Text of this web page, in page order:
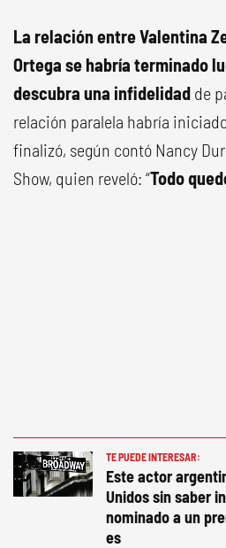
La relación entre Valentina
Ortega se habría terminado
descubra una infidelidad de
relación paralela habría
finalizó, según contó Nancy
Show, quien reveló: “Todo
TE PUEDE INTERESAR:
Este actor
Unidos sin saber
nominado a un
es